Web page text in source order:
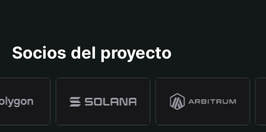
Socios del proyecto